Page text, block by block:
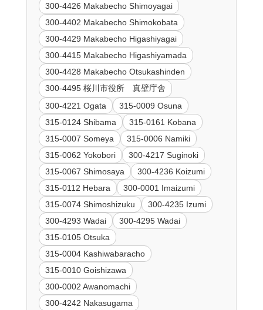
300-4426 Makabecho Shimoyagai
300-4402 Makabecho Shimokobata
300-4429 Makabecho Higashiyagai
300-4415 Makabecho Higashiyamada
300-4428 Makabecho Otsukashinden
300-4495 桜川市役所 真壁庁舎
300-4221 Ogata
315-0009 Osuna
315-0124 Shibama
315-0161 Kobana
315-0007 Someya
315-0006 Namiki
315-0062 Yokobori
300-4217 Suginoki
315-0067 Shimosaya
300-4236 Koizumi
315-0112 Hebara
300-0001 Imaizumi
315-0074 Shimoshizuku
300-4235 Izumi
300-4293 Wadai
300-4295 Wadai
315-0105 Otsuka
315-0004 Kashiwabaracho
315-0010 Goishizawa
300-0002 Awanomachi
300-4242 Nakasugama